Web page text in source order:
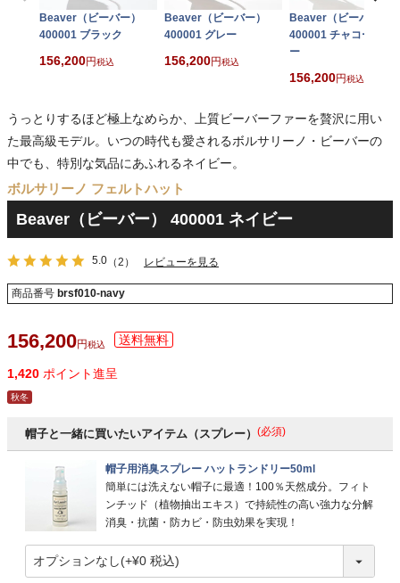
Beaver（ビーバー）
400001 ブラック
156,200 税込
Beaver（ビーバー）
400001 グレー
156,200 税込
Beaver（ビーバー）
400001 チャコールグ
ー
156,200 税込
うっとりするほど極上なめらか、上質ビーバーファーを贅沢に用い
た最高級モデル。いつの時代も愛されるボルサリーノ・ビーバーの
中でも、特別な気品にあふれるネイビー。
ボルサリーノ フェルトハット
Beaver（ビーバー） 400001 ネイビー
5.0 （2） レビューを見る
商品番号 brsf010-navy
156,200 税込
1,420 ポイント進呈
秋冬
帽子と一緒に買いたいアイテム（スプレー） (必須)
帽子用消臭スプレー ハットランドリー50ml
簡単には洗えない帽子に最適！100％天然成分。フィト
ンチッド（植物抽出エキス）で持続性の高い強力な分解
消臭・抗菌・防カビ・防虫効果を実現！